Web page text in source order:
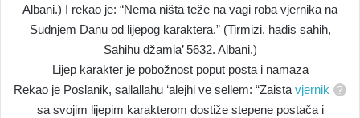
Albani.) I rekao je: “Nema ništa teže na vagi roba vjernika na
Sudnjem Danu od lijepog karaktera.” (Tirmizi, hadis sahih,
Sahihu džamia’ 5632. Albani.)
Lijep karakter je pobožnost poput posta i namaza
Rekao je Poslanik, sallallahu ‘alejhi ve sellem: “Zaista vjernik
sa svojim lijepim karakterom dostiže stepene postača i